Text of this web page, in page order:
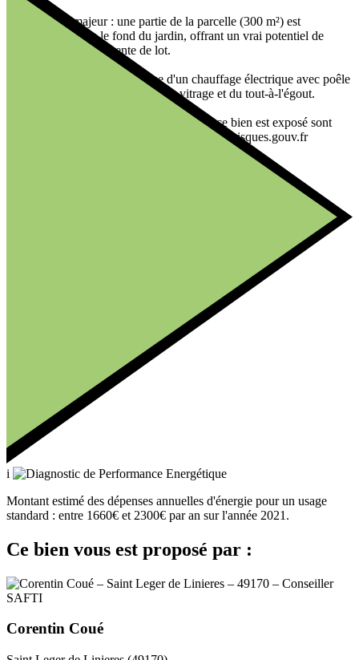
Le point fort majeur : une partie de la parcelle (300 m²) est
constructible dans le fond du jardin, offrant un vrai potentiel de
valorisation ou de revente de lot.
Côté technique, le bien dispose d'un chauffage électrique avec poêle
à granulés, de menuiseries double vitrage et du tout-à-l'égout.
Les informations sur les risques auxquels ce bien est exposé sont
disponibles sur le site Géorisques : www.georisques.gouv.fr
commercial immatriculé au RSAC de Angers sous le numéro
i
Montant estimé des dépenses annuelles d'énergie pour un usage
standard : entre 1660€ et 2300€ par an sur l'année 2021.
Ce bien vous est proposé par :
Corentin Coué